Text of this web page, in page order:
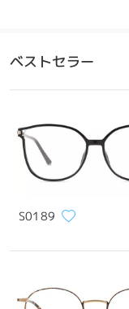
ベストセラー
S0189